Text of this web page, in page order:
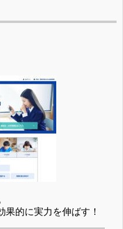
果的に実力を伸ばす！